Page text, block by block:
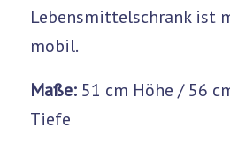
Lebensmittelschrank ist
mobil.
Maße: 51 cm Höhe / 56
Tiefe